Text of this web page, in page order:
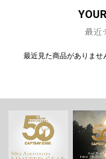
最近
最近見た商品がありませ